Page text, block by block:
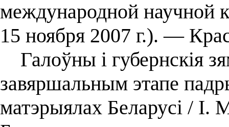
международной научной
15 ноября 2007 г.). —
Галоўны і губернскія
завяршальным этапе
матэрыялах Беларусі /